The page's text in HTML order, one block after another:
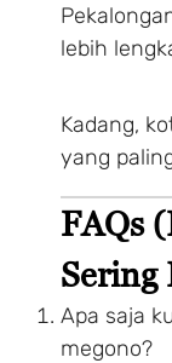
lebih
Kadang,
yang
FAQs
Sering
Apa saja
megono?